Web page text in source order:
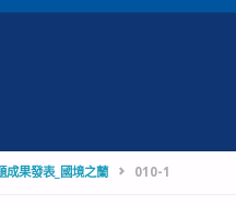
成果發表_國境之蘭 010-1